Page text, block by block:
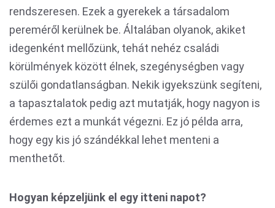
rendszeresen. Ezek a gyerekek a társadalom
pereméről kerülnek be. Általában olyanok, akiket
idegenként mellőzünk, tehát nehéz családi
körülmények között élnek, szegénységben vagy
szülői gondatlanságban. Nekik igyekszünk segíteni,
a tapasztalatok pedig azt mutatják, hogy nagyon is
érdemes ezt a munkát végezni. Ez jó példa arra,
hogy egy kis jó szándékkal lehet menteni a
menthetőt.
Hogyan képzeljünk el egy itteni napot?